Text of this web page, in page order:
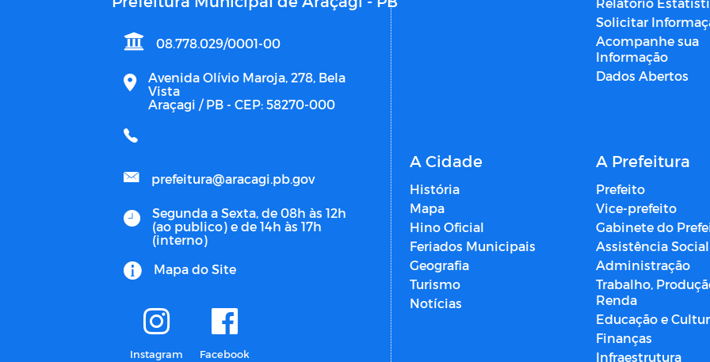
08.778.029/0001-00
Avenida Olívio Maroja, 278, Bela
Vista
Araçagi / PB - CEP: 58270-000
prefeitura@aracagi.pb.gov
Segunda a Sexta, de 08h às 12h
(ao publico) e de 14h às 17h
(interno)
Mapa do Site
Instagram Facebook
Solicitar
Acompanhe sua
Informação
Dados Abertos
A Cidade
História
Mapa
Hino Oficial
Feriados Municipais
Geografia
Turismo
Notícias
A Prefeitura
Prefeito
Vice-prefeito
Gabinete do
Assistência Social
Administração
Trabalho,
Renda
Educação e
Finanças
Infraestrutura